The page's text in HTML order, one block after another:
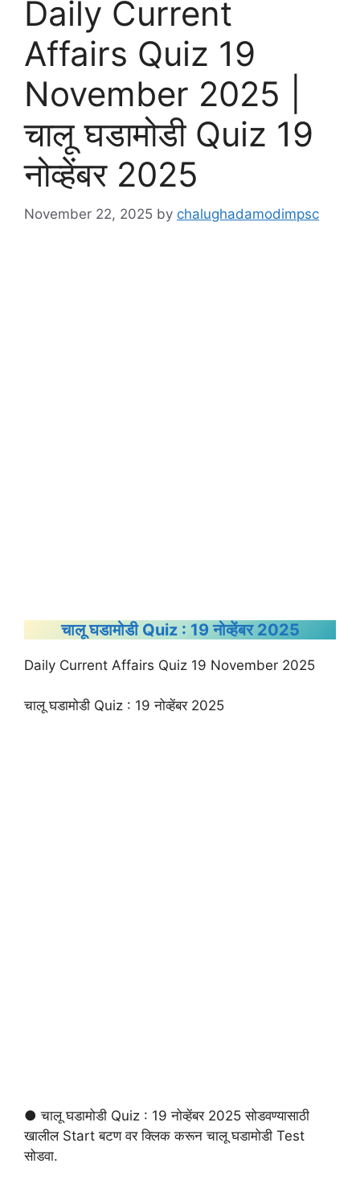
Daily Current
Affairs Quiz 19
November 2025 |
चालू घडामोडी Quiz 19
नोव्हेंबर 2025
November 22, 2025 by chalughadamodimpsc
चालू घडामोडी Quiz : 19 नोव्हेंबर 2025
Daily Current Affairs Quiz 19 November 2025
चालू घडामोडी Quiz : 19 नोव्हेंबर 2025
● चालू घडामोडी Quiz : 19 नोव्हेंबर 2025 सोडवण्यासाठी
खालील Start बटण वर क्लिक करून चालू घडामोडी Test
सोडवा.